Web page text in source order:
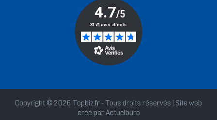
Copyright © 2026 Topbiz.fr - Tous droits réservés | Site web
créé par Actuelburo